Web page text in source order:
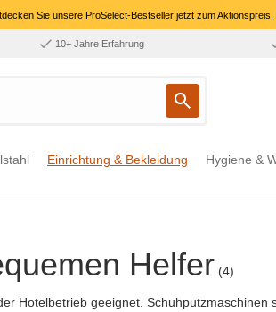
Sie unsere ProSelect-Bestseller jetzt zum Aktionspreis.
10+ Jahre Erfahrung
Einrichtung & Bekleidung Hygiene &
Helfer (4)
Hotelbetrieb geeignet.